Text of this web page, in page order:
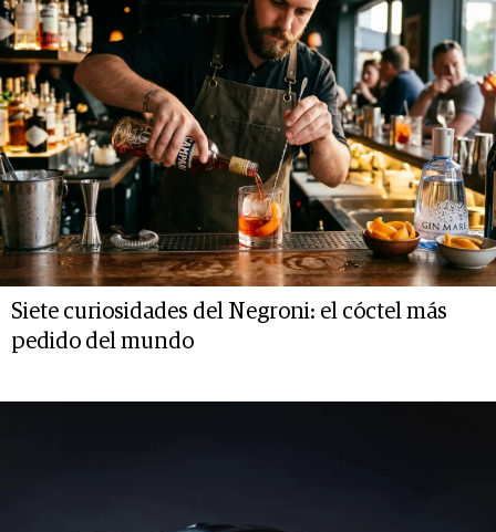
Siete curiosidades del Negroni: el cóctel más
pedido del mundo